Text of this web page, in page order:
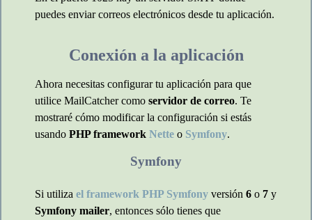
puedes enviar correos electrónicos desde tu aplicación.
Conexión a la aplicación
Ahora necesitas configurar tu aplicación para que
utilice MailCatcher como servidor de correo. Te
mostraré cómo modificar la configuración si estás
usando PHP framework Nette o Symfony.
Symfony
Si utiliza el framework PHP Symfony versión 6 o 7 y
Symfony mailer, entonces sólo tienes que